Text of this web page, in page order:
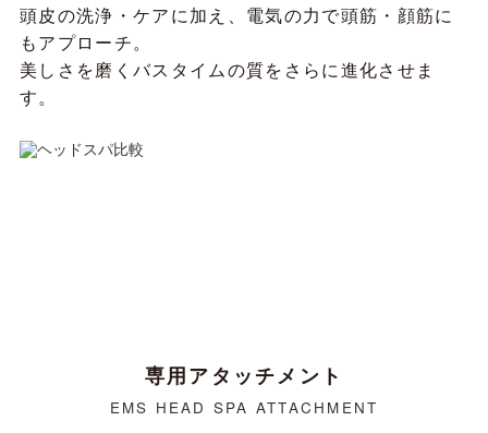
頭皮の洗浄・ケアに加え、電気の力で頭筋・顔筋に
もアプローチ。
美しさを磨くバスタイムの質をさらに進化させま
す。
専用アタッチメント
EMS HEAD SPA ATTACHMENT